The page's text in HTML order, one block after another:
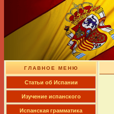
ГЛАВНОЕ МЕНЮ
Cтатьи об Испании
Изучение испанского
Испанская грамматика